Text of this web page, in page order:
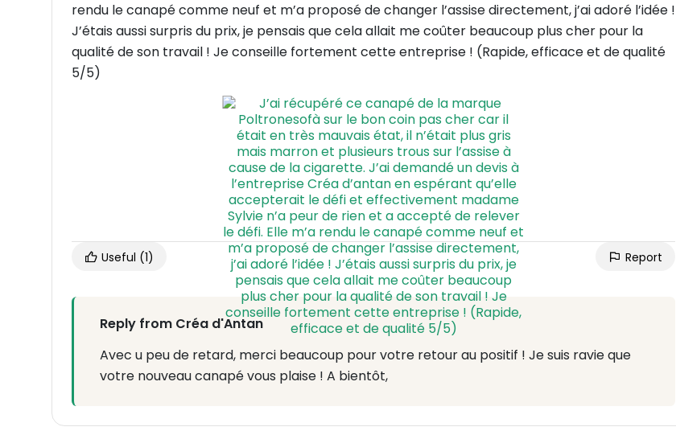
rendu le canapé comme neuf et m’a proposé de changer l’assise directement, j’ai adoré l’idée !
J’étais aussi surpris du prix, je pensais que cela allait me coûter beaucoup plus cher pour la
qualité de son travail ! Je conseille fortement cette entreprise ! (Rapide, efficace et de qualité
5/5)
Useful (1) Report
Reply from Créa d'Antan
Avec u peu de retard, merci beaucoup pour votre retour au positif ! Je suis ravie que
votre nouveau canapé vous plaise ! A bientôt,